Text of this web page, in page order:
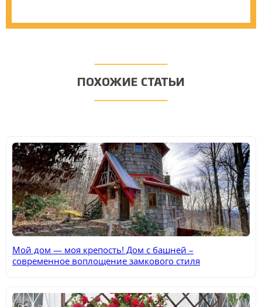
ПОХОЖИЕ СТАТЬИ
Мой дом — моя крепость! Дом с башней –
современное воплощение замкового стиля